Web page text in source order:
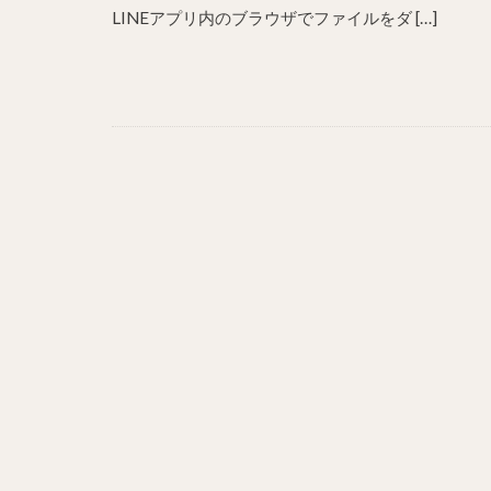
LINEアプリ内のブラウザでファイルをダ […]